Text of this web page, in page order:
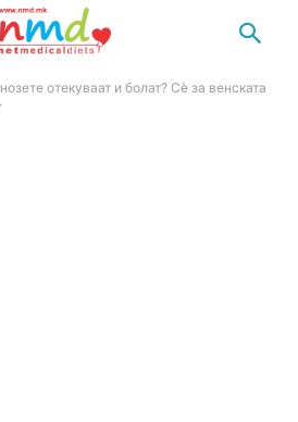
отекуваат и болат? Сè за венската